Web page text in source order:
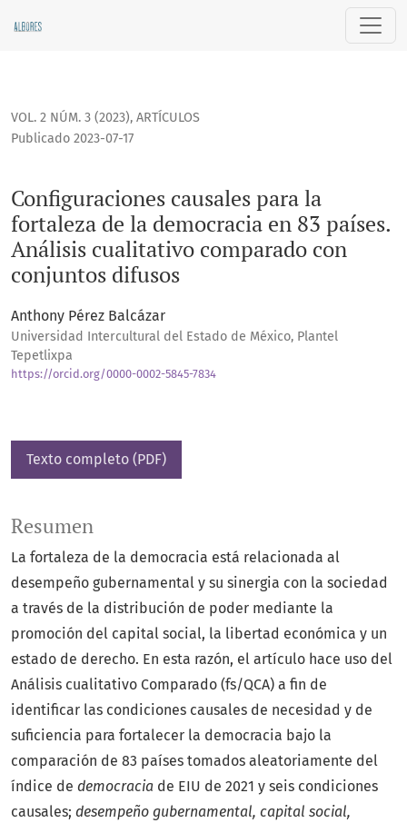
Configuraciones causales para la fortaleza de la
VOL. 2 NÚM. 3 (2023), ARTÍCULOS
Configuraciones causales para la
fortaleza de la democracia en 83 países.
Análisis cualitativo comparado con
conjuntos difusos
Publicado 2023-07-17
Anthony Pérez Balcázar
Universidad Intercultural del Estado de México, Plantel
Tepetlixpa
https://orcid.org/0000-0002-5845-7834
Texto completo (PDF)
Resumen
La fortaleza de la democracia está relacionada al
desempeño gubernamental y su sinergia con la sociedad
a través de la distribución de poder mediante la
promoción del capital social, la libertad económica y un
estado de derecho. En esta razón, el artículo hace uso del
Análisis cualitativo Comparado (fs/QCA) a fin de
identificar las condiciones causales de necesidad y de
suficiencia para fortalecer la democracia bajo la
comparación de 83 países tomados aleatoriamente del
índice de democracia de EIU de 2021 y seis condiciones
causales; desempeño gubernamental, capital social,